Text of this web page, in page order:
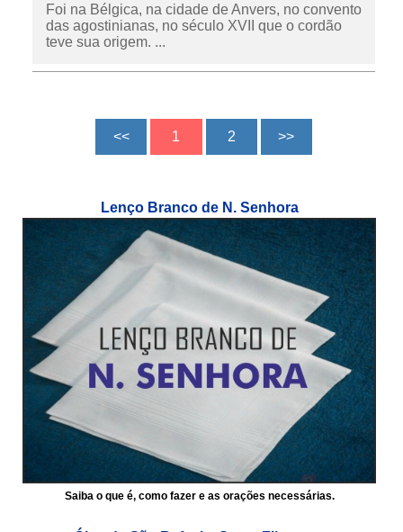
Foi na Bélgica, na cidade de Anvers, no convento
das agostinianas, no século XVII que o cordão
teve sua origem. ...
Lenço Branco de N. Senhora
Saiba o que é, como fazer e as orações necessárias.